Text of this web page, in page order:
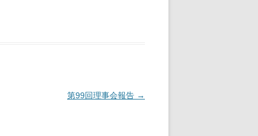
第99回理事会報告 →